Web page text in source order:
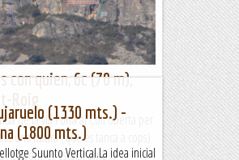
con quien, 6c (70 m),
de la via Porta al Coll oberta per
una fissura (que es tanca a cops)
i et permet escalar amb...
(1330 mts.) -
(1800 mts.)
Suunto Vertical.La idea inicial